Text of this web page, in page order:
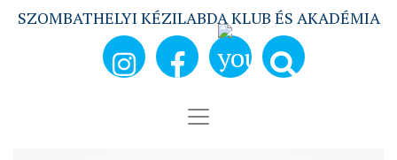
SZOMBATHELYI KÉZILABDA KLUB ÉS AKADÉMIA